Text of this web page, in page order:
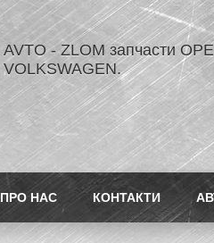
AVTO - ZLOM запчасти
VOLKSWAGEN.
ПРО НАС КОНТАКТИ